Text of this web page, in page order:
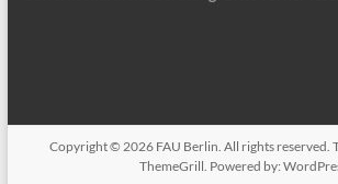
Copyright © 2026 FAU Berlin . All rights reserved.
ThemeGrill. Powered by: